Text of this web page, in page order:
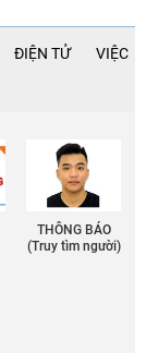
ĐIỆN TỬ VIỆC
THÔNG BÁO
(Truy tìm người)